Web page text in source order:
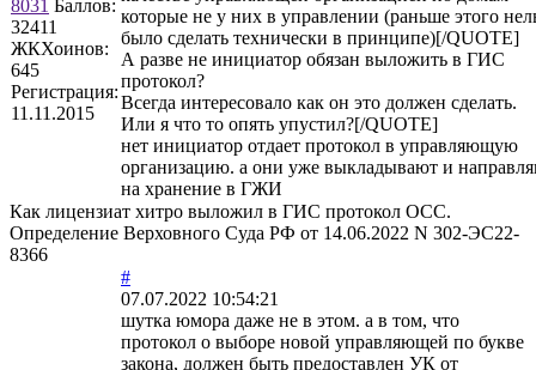
8031 Баллов:
32411
ЖКХоинов:
645
Регистрация:
11.11.2015
которые не у них в управлении (раньше этого
было сделать технически в принципе)[/QUOTE]
А разве не инициатор обязан выложить в ГИС
протокол?
Всегда интересовало как он это должен сделать.
Или я что то опять упустил?[/QUOTE]
нет инициатор отдает протокол в управляющую
организацию. а они уже выкладывают и
на хранение в ГЖИ
Как лицензиат хитро выложил в ГИС протокол ОСС.
Определение Верховного Суда РФ от 14.06.2022 N 302-ЭС22-
8366
#
07.07.2022 10:54:21
шутка юмора даже не в этом. а в том, что
протокол о выборе новой управляющей по букве
закона, должен быть предоставлен УК от